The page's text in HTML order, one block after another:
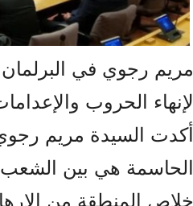
مريم رجوي في البرلمان
لإنهاء الحروب
أكدت السيدة مريم
الحاسمة هي بين الشعب
خلاص المنطقة من